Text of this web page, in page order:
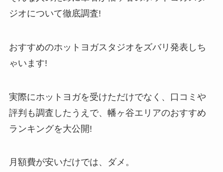
ジオについて徹底調査!
おすすめのホットヨガスタジオをズバリ発表しち
ゃいます!
実際にホットヨガを受けただけでなく、口コミや
評判も調査したうえで、幡ヶ谷エリアのおすすめ
ランキングを大公開!
月額費が安いだけでは、ダメ。